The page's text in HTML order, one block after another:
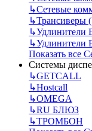
↳Сетевые
↳Трансиверы
↳Удлинители
↳Удлинители
Показать все
Системы
↳GETCALL
↳Hostcall
↳OMEGA
↳RU БЛЮЗ
↳ТРОМБОН